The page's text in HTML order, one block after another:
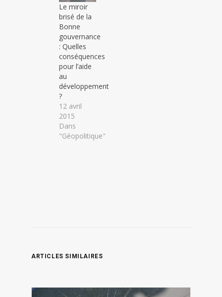
Le miroir
brisé de la
Bonne
gouvernance
: Quelles
conséquences
pour l’aide
au
développement
?
12 avril
2015
Dans
"Géopolitique"
ARTICLES SIMILAIRES